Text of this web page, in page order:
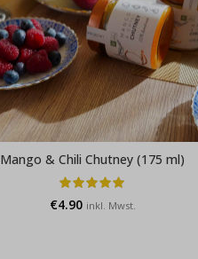
Mango & Chili Chutney (175 ml)
€4.90 inkl. Mwst.